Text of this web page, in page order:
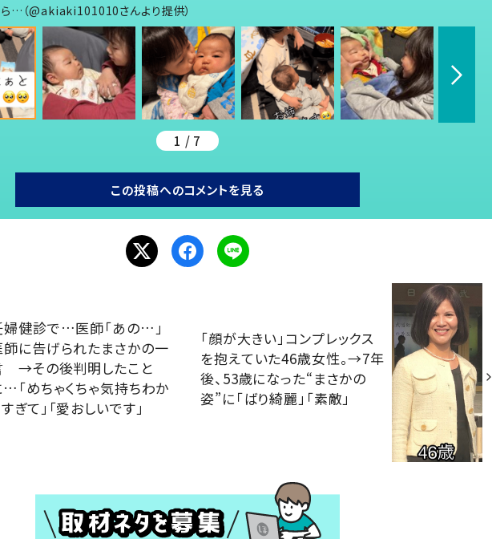
…（@akiaki101010さんより提供）
1 / 7
この投稿へのコメントを見る
婦健診で…医師「あの…」
師に告げられたまさかの一
→その後判明したこと
…「めちゃくちゃ気持ちわか
ぎて」「愛おしいです」
「顔が大きい」コンプレックス
を抱えていた46歳女性。→7年
後、53歳になった“まさかの
姿”に「ばり綺麗」「素敵」